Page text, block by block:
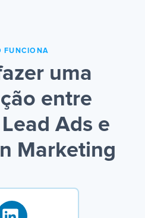
FUNCIONA
uma
entre
Ads e
Marketing